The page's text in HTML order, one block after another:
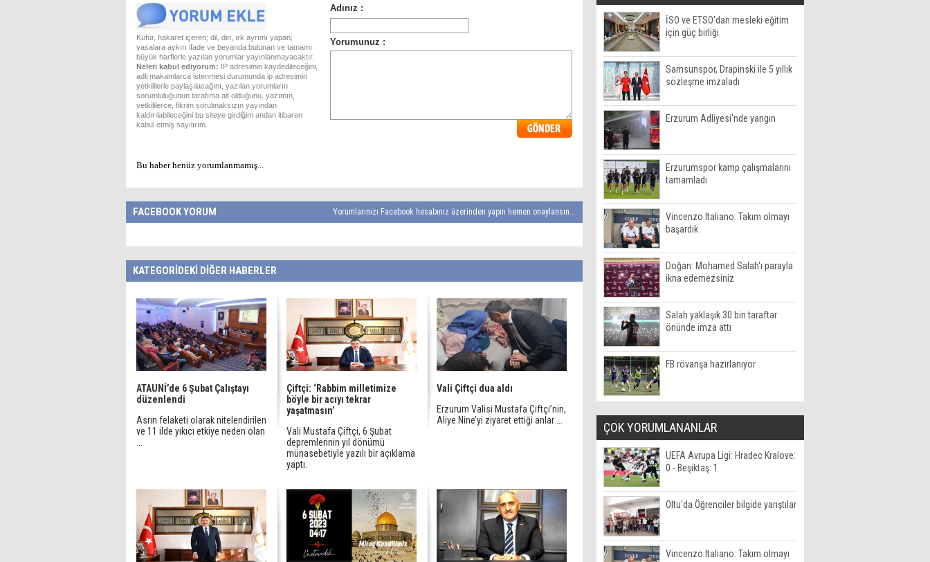
Küfür, hakaret içeren; dil, din, ırk ayrımı yapan;
yasalara aykırı ifade ve beyanda bulunan ve tamamı
büyük harflerle yazılan yorumlar yayınlanmayacaktır.
Neleri kabul ediyorum: IP adresimin kaydedileceğini,
adli makamlarca istenmesi durumunda ip adresimin
yetkililerle paylaşılacağını, yazılan yorumların
sorumluluğunun tarafıma ait olduğunu, yazımın,
yetkililerce, fikrim sorulmaksızın yayından
kaldırılabileceğini bu siteye girdiğim andan itibaren
kabul etmiş sayılırım.
Bu haber henüz yorumlanmamış...
FACEBOOK YORUM Yorumlarınızı Facebook hesabınız üzerinden yapın hemen onaylansın...
KATEGORİDEKİ DİĞER HABERLER
ATAUNİ’de 6 Şubat Çalıştayı
düzenlendi
Asrın felaketi olarak nitelendirilen
ve 11 ilde yıkıcı etkiye neden olan
Çiftçi: ‘Rabbim milletimize
böyle bir acıyı tekrar
yaşatmasın’
Vali Mustafa Çiftçi, 6 Şubat
depremlerinin yıl dönümü
münasebetiyle yazılı bir açıklama
yaptı.
Vali Çiftçi dua aldı
Erzurum Valisi Mustafa Çiftçi’nin,
Aliye Nine’yi ziyaret ettiği anlar ...
İSO ve ETSO'dan mesleki eğitim
için güç birliği
Samsunspor, Drapinski ile 5 yıllık
sözleşme imzaladı
Erzurum Adliyesi'nde yangın
Erzurumspor kamp çalışmalarını
tamamladı
Vincenzo Italiano: Takım olmayı
başardık
Doğan: Mohamed Salah'ı parayla
ikna edemezsiniz
Salah yaklaşık 30 bin taraftar
önünde imza attı
FB rövanşa hazırlanıyor
ÇOK YORUMLANANLAR
UEFA Avrupa Ligi: Hradec Kralove:
0 - Beşiktaş: 1
Oltu'da Öğrenciler bilgide yarıştılar
Vincenzo Italiano: Takım olmayı